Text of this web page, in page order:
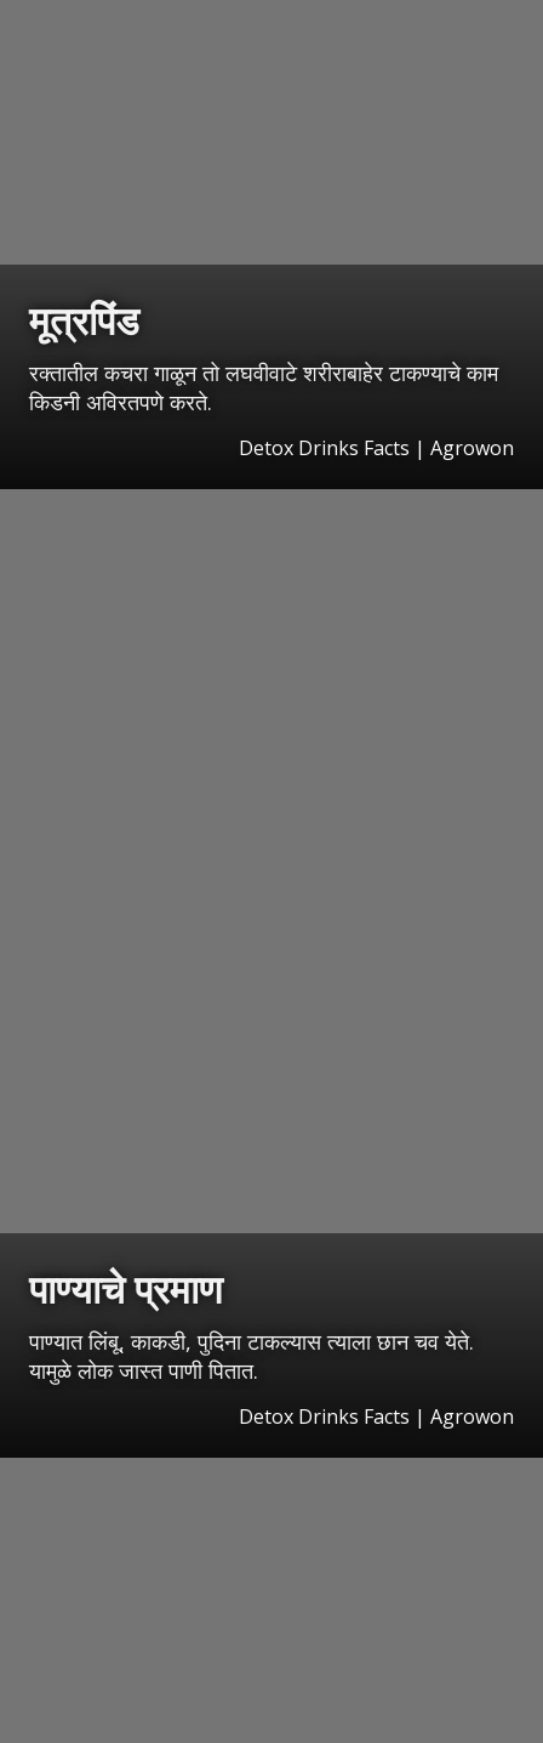
मूत्रपिंड
रक्तातील कचरा गाळून तो लघवीवाटे शरीराबाहेर टाकण्याचे काम
किडनी अविरतपणे करते.
Detox Drinks Facts | Agrowon
पाण्याचे प्रमाण
पाण्यात लिंबू, काकडी, पुदिना टाकल्यास त्याला छान चव येते.
यामुळे लोक जास्त पाणी पितात.
Detox Drinks Facts | Agrowon